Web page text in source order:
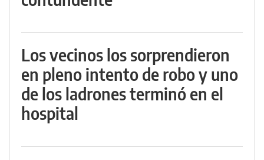
Los vecinos los sorprendieron
en pleno intento de robo y uno
de los ladrones terminó en el
hospital